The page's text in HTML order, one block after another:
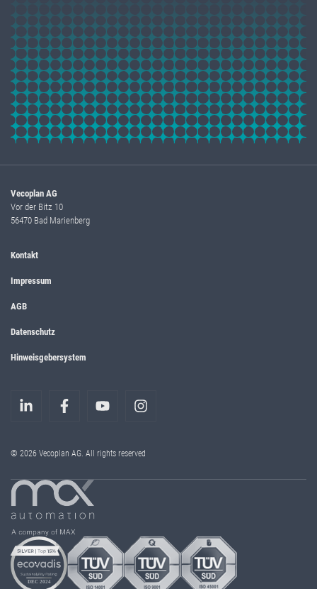
Vecoplan AG
Vor der Bitz 10
56470 Bad Marienberg
Kontakt
Impressum
AGB
Datenschutz
Hinweisgebersystem
© 2026 Vecoplan AG. All rights reserved